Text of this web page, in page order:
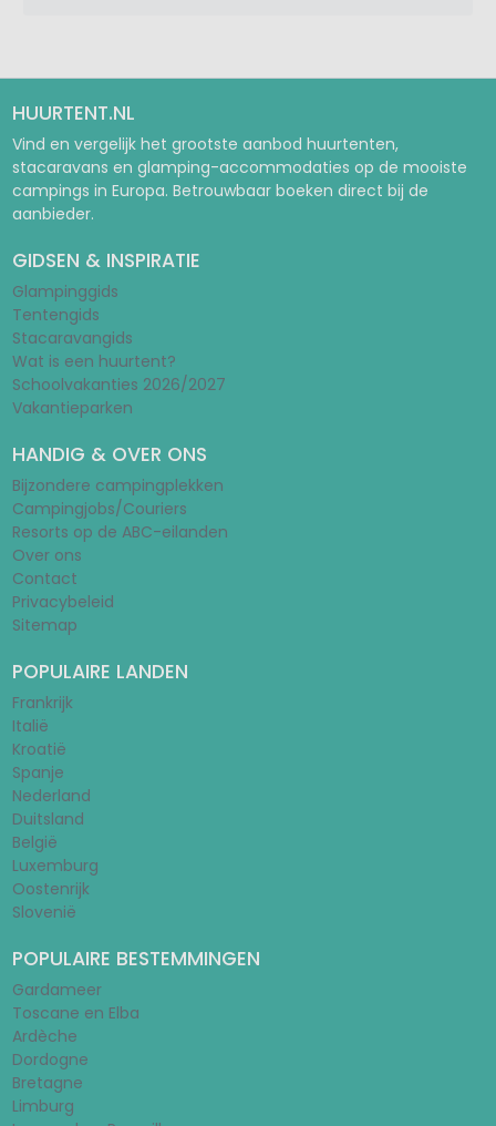
HUURTENT.NL
Vind en vergelijk het grootste aanbod huurtenten,
stacaravans en glamping-accommodaties op de mooiste
campings in Europa. Betrouwbaar boeken direct bij de
aanbieder.
GIDSEN & INSPIRATIE
Glampinggids
Tentengids
Stacaravangids
Wat is een huurtent?
Schoolvakanties 2026/2027
Vakantieparken
HANDIG & OVER ONS
Bijzondere campingplekken
Campingjobs/Couriers
Resorts op de ABC-eilanden
Over ons
Contact
Privacybeleid
Sitemap
POPULAIRE LANDEN
Frankrijk
Italië
Kroatië
Spanje
Nederland
Duitsland
België
Luxemburg
Oostenrijk
Slovenië
POPULAIRE BESTEMMINGEN
Gardameer
Toscane en Elba
Ardèche
Dordogne
Bretagne
Limburg